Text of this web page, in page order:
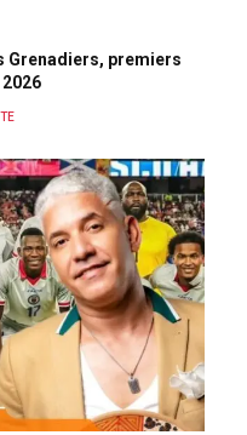
Grenadiers, premiers